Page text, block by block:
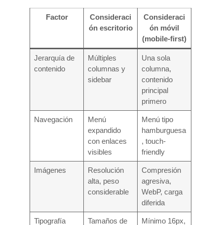
Factor
Consideraci
ón escritorio
Consideraci
ón móvil
(mobile-first)
Jerarquía de
contenido
Múltiples
columnas y
sidebar
Una sola
columna,
contenido
principal
primero
Navegación
Menú
expandido
con enlaces
visibles
Menú tipo
hamburguesa
, touch-
friendly
Imágenes
Resolución
alta, peso
considerable
Compresión
agresiva,
WebP, carga
diferida
Tipografía
Tamaños de
Mínimo 16px,